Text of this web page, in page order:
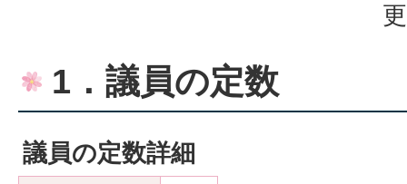
1．議員の定数
議員の定数詳細